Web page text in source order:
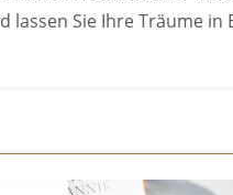
lassen Sie Ihre Träume in